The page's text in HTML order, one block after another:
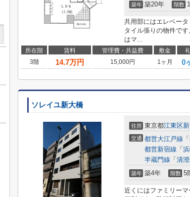
築年 築20年 階数
共用部にはエレベー
タイル張りの物件で
はマ...
所在階 賃料 管理費・共益費 敷金
3階
14.7万円 15,000円 1ヶ月 0
ソレイユ新大橋
住所 東京都江東区
交通 都営大江戸線 「
都営新宿線 「
半蔵門線 「 清
築年 築4年 階数 5
近くにはファミリー